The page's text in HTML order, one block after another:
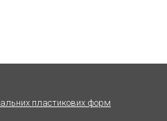
пластикових форм